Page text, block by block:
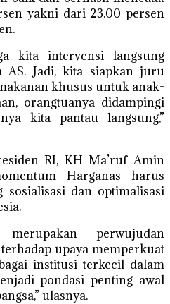
yakni dari 23.00 persen
kita intervensi langsung
AS. Jadi, kita siapkan juru
khusus untuk anak-
orangtuanya didampingi
kita pantau langsung,”
RI, KH Ma’ruf Amin
Harganas harus
sosialisasi dan optimalisasi
perwujudan
upaya memperkuat
institusi terkecil dalam
pondasi penting awal
ulasnya.